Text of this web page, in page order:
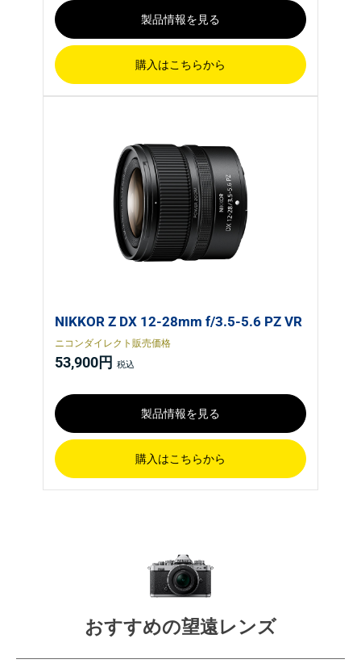
製品情報を見る
購入はこちらから
NIKKOR Z DX 12-28mm f/3.5-5.6 PZ VR
ニコンダイレクト販売価格
53,900円
製品情報を見る
購入はこちらから
おすすめの望遠レンズ